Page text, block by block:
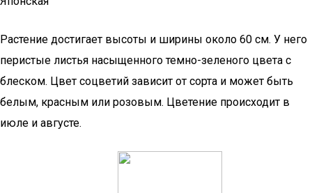
Растение достигает высоты и ширины около 60 см. У него
перистые листья насыщенного темно-зеленого цвета с
блеском. Цвет соцветий зависит от сорта и может быть
белым, красным или розовым. Цветение происходит в
июле и августе.